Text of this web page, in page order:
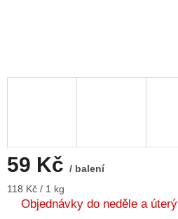
59 Kč / balení
Měrná
cena:
118 Kč / 1 kg
Objednávky do neděle a úterý